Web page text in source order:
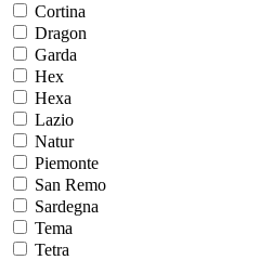
Cortina
Dragon
Garda
Hex
Hexa
Lazio
Natur
Piemonte
San Remo
Sardegna
Tema
Tetra